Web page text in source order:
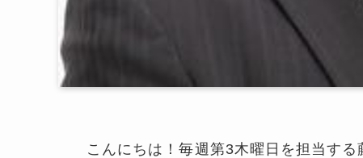
こんにちは！毎週第3木曜日を担当する